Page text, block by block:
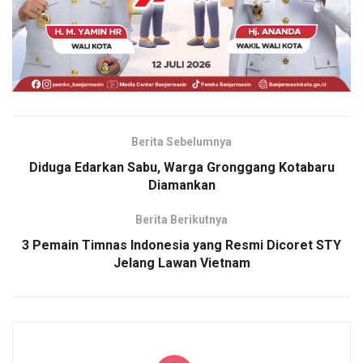
Berita Sebelumnya
Diduga Edarkan Sabu, Warga Gronggang Kotabaru
Diamankan
Berita Berikutnya
3 Pemain Timnas Indonesia yang Resmi Dicoret STY
Jelang Lawan Vietnam